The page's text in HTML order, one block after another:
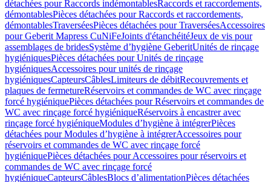
détachées pour Raccords indémontablesRaccords et raccordements,
démontablesPièces détachées pour Raccords et raccordements,
démontablesTraverséesPièces détachées pour TraverséesAccessoires
pour Geberit Mapress CuNiFeJoints d'étanchéitéJeux de vis pour
assemblages de bridesSystème d’hygiène GeberitUnités de rinçage
hygiéniquesPièces détachées pour Unités de rinçage
hygiéniquesAccessoires pour unités de rinçage
hygiéniquesCapteursCâblesLimiteurs de débitRecouvrements et
plaques de fermetureRéservoirs et commandes de WC avec rinçage
forcé hygiéniquePièces détachées pour Réservoirs et commandes de
WC avec rinçage forcé hygiéniqueRéservoirs à encastrer avec
rinçage forcé hygiéniqueModules d’hygiène à intégrerPièces
détachées pour Modules d’hygiène à intégrerAccessoires pour
réservoirs et commandes de WC avec rinçage forcé
hygiéniquePièces détachées pour Accessoires pour réservoirs et
commandes de WC avec rinçage forcé
hygiéniqueCapteursCâblesBlocs d’alimentationPièces détachées